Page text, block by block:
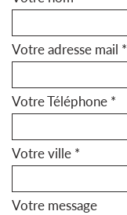
Votre adresse mail *
Votre Téléphone *
Votre ville *
Votre message